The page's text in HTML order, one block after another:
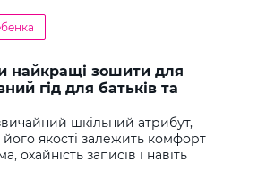
найкращі зошити для
гід для батьків та
шкільний атрибут,
його якості залежить комфорт
охайність записів і навіть